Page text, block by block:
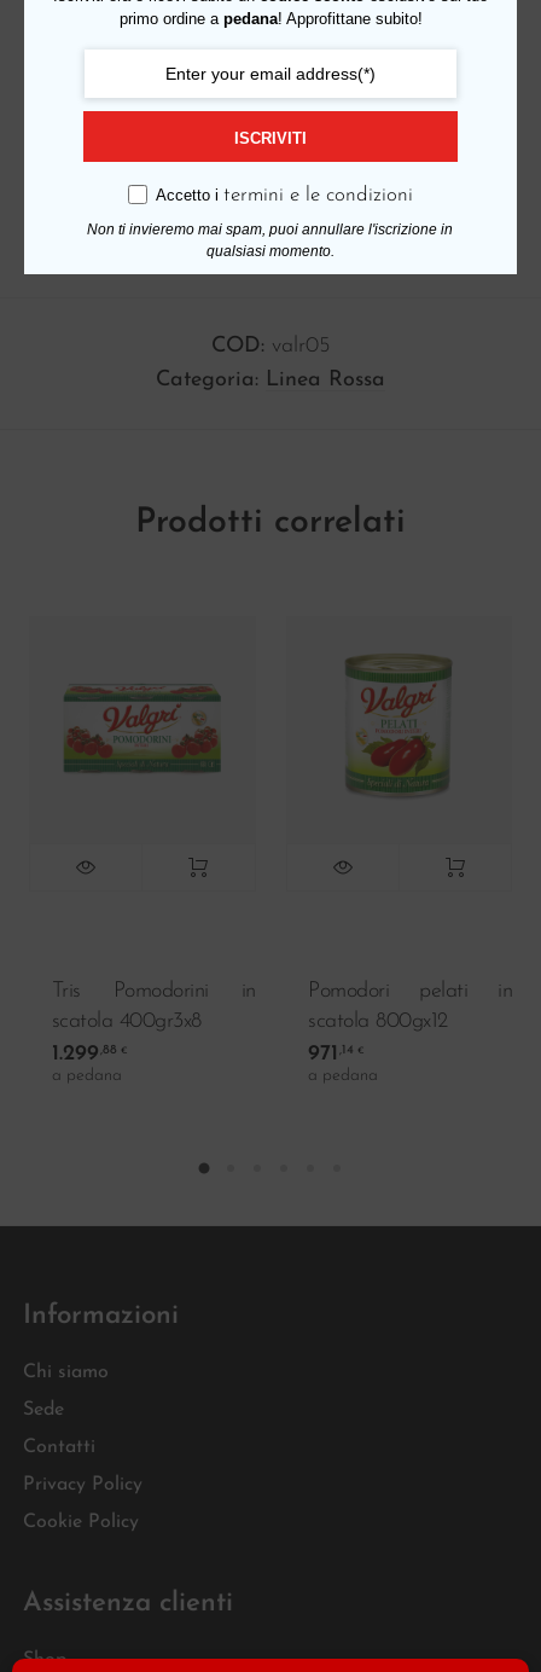
COD: valr05
Categoria: Linea Rossa
Prodotti correlati
Tris Pomodorini in
scatola 400gr3x8
1.299 ,88 €
a pedana
Pomodori pelati in
scatola 800gx12
971 ,14 €
a pedana
Informazioni
Chi siamo
Sede
Contatti
Privacy Policy
Cookie Policy
Assistenza clienti
Shop
primo ordine a pedana! Approfittane subito!
ISCRIVITI
Accetto i termini e le condizioni
Non ti invieremo mai spam, puoi annullare l'iscrizione in
qualsiasi momento.